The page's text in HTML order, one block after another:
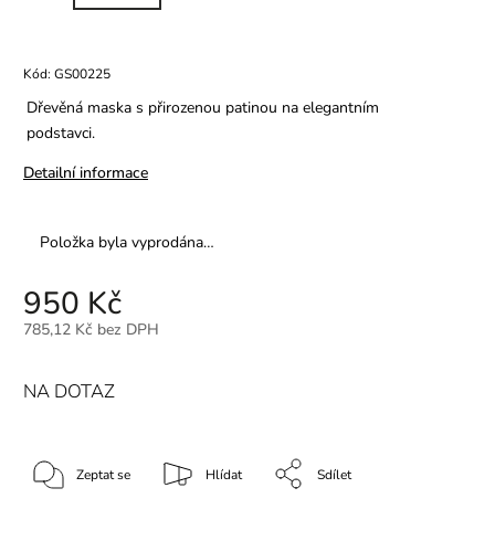
Kód: GS00225
Dřevěná maska s přirozenou patinou na elegantním
podstavci.
Detailní informace
Položka byla vyprodána…
950 Kč
785,12 Kč bez DPH
NA DOTAZ
Zeptat se Hlídat Sdílet